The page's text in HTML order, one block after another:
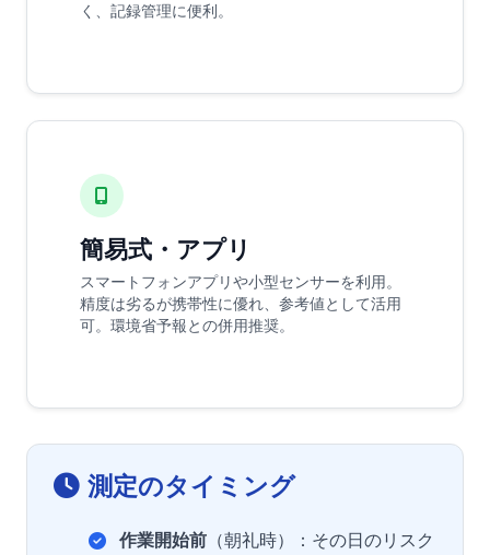
く、記録管理に便利。
簡易式・アプリ
スマートフォンアプリや小型センサーを利用。
精度は劣るが携帯性に優れ、参考値として活用
可。環境省予報との併用推奨。
測定のタイミング
作業開始前 （朝礼時）：その日のリスク